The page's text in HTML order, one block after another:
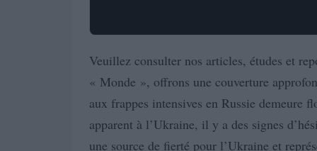
Veuillez consulter nos articles, études et
« Monde », offrons une couverture
aux frappes intensives en Russie demeure
apparent à l’Ukraine, il y a des signes
une source de fierté pour l’Ukraine et